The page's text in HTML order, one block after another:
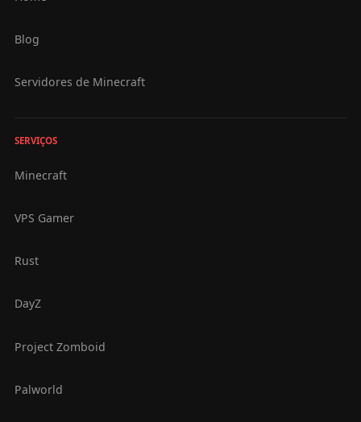
Blog
Servidores de Minecraft
SERVIÇOS
Minecraft
VPS Gamer
Rust
DayZ
Project Zomboid
Palworld